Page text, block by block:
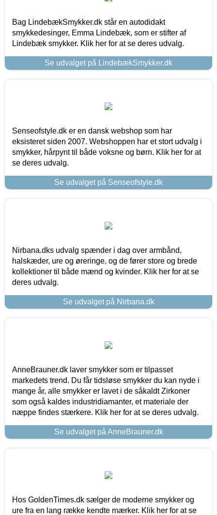
Bag LindebækSmykker.dk står en autodidakt
smykkedesinger, Emma Lindebæk, som er stifter af
Lindebæk smykker. Klik her for at se deres udvalg.
Se udvalget på LindebækSmykker.dk
Senseofstyle.dk er en dansk webshop som har
eksisteret siden 2007. Webshoppen har et stort udvalg i
smykker, hårpynt til både voksne og børn. Klik her for at
se deres udvalg.
Se udvalget på Senseofstyle.dk
Nirbana.dks udvalg spænder i dag over armbånd,
halskæder, ure og øreringe, og de fører store og brede
kollektioner til både mænd og kvinder. Klik her for at se
deres udvalg.
Se udvalget på Nirbana.dk
AnneBrauner.dk laver smykker som er tilpasset
markedets trend. Du får tidsløse smykker du kan nyde i
mange år, alle smykker er lavet i de såkaldt Zirkoner
som også kaldes industridiamanter, et materiale der
næppe findes stærkere. Klik her for at se deres udvalg.
Se udvalget på AnneBrauner.dk
Hos GoldenTimes.dk sælger de moderne smykker og
ure fra en lang række kendte mærker. Klik her for at se